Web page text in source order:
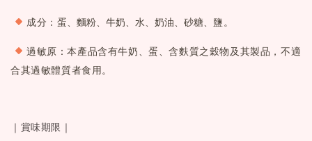
成分：蛋 、麵粉、牛奶、水、奶油、砂糖、 鹽。
過敏原：本產品含有牛奶、蛋、含麩質之穀物及其製品，不適
合其過敏體質者食用。
｜賞味期限｜